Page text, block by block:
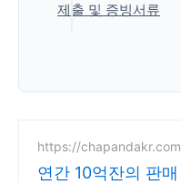
제출 및 증빙서류
https://chapandakr.com
연간 10억잔의 판매